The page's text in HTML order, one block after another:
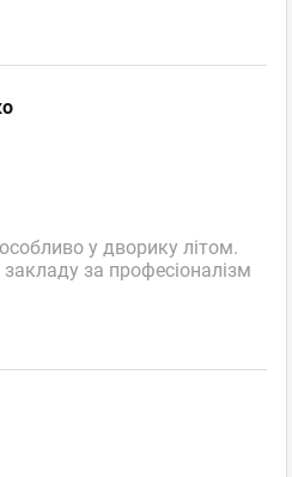
у дворику літом.
за професіоналізм